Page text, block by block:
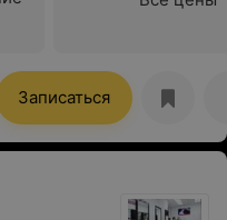
Записаться